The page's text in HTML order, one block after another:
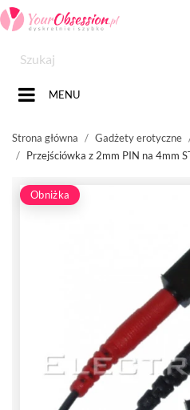
MENU
Strona główna Gadżety erotyczne
Przejściówka z 2mm PIN na 4mm
Obniżka